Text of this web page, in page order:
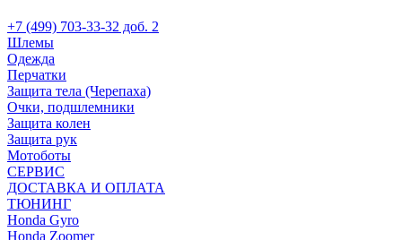
+7 (499) 703-33-32 доб. 2
Шлемы
Одежда
Перчатки
Защита тела (Черепаха)
Очки, подшлемники
Защита колен
Защита рук
Мотоботы
СЕРВИС
ДОСТАВКА И ОПЛАТА
ТЮНИНГ
Honda Gyro
Honda Zoomer